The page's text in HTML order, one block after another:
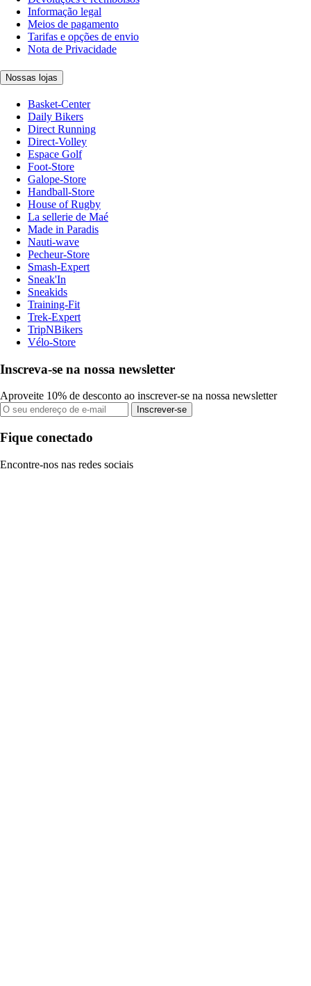
Informação legal
Meios de pagamento
Tarifas e opções de envio
Nota de Privacidade
Nossas lojas
Basket-Center
Daily Bikers
Direct Running
Direct-Volley
Espace Golf
Foot-Store
Galope-Store
Handball-Store
House of Rugby
La sellerie de Maé
Made in Paradis
Nauti-wave
Pecheur-Store
Smash-Expert
Sneak'In
Sneakids
Training-Fit
Trek-Expert
TripNBikers
Vélo-Store
Inscreva-se na nossa newsletter
Aproveite 10% de desconto ao inscrever-se na nossa newsletter
Inscrever-se
Fique conectado
Encontre-nos nas redes sociais